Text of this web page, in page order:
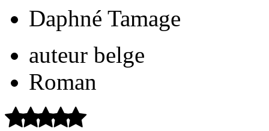
Daphné Tamage
auteur belge
Roman